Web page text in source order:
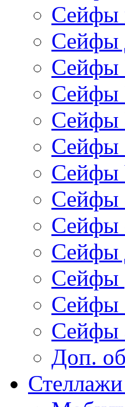
Сейфы
Сейфы
Cейфы
Сейфы
Сейфы
Сейфы
Сейфы
Сейфы
Сейфы
Сейфы
Сейфы
Сейфы
Cейфы
Доп.